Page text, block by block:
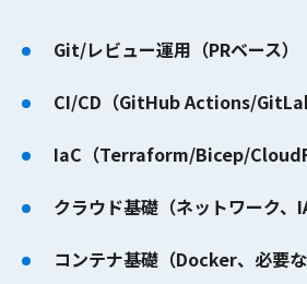
Git/レビュー運用（PRベース）
CI/CD（GitHub Actions/
IaC（Terraform/Bicep/
クラウド基礎（ネットワーク、
コンテナ基礎（Docker、必要な